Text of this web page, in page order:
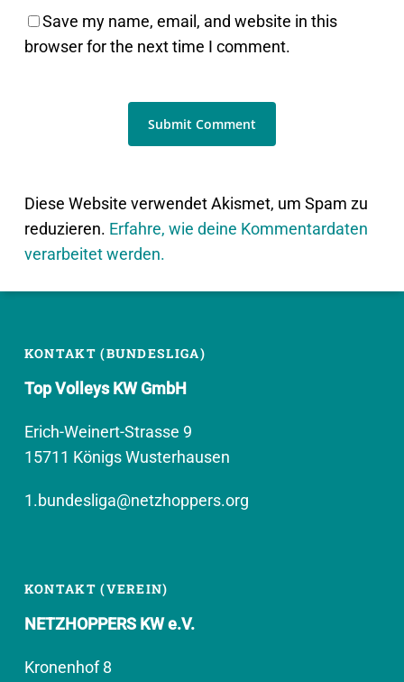
Save my name, email, and website in this
browser for the next time I comment.
Diese Website verwendet Akismet, um Spam zu
reduzieren. Erfahre, wie deine Kommentardaten
verarbeitet werden.
KONTAKT (BUNDESLIGA)
Top Volleys KW GmbH
Erich-Weinert-Strasse 9
15711 Königs Wusterhausen
1.bundesliga@netzhoppers.org
KONTAKT (VEREIN)
NETZHOPPERS KW e.V.
Kronenhof 8